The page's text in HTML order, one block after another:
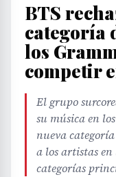
BTS
categoría
los
competir
El grupo
su música en
nueva
a los artistas
categorías